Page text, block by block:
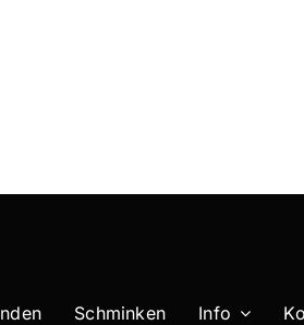
Schminken Info